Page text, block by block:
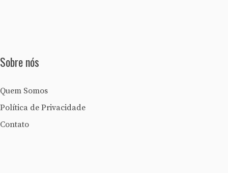
Sobre nós
Quem Somos
Política de Privacidade
Contato